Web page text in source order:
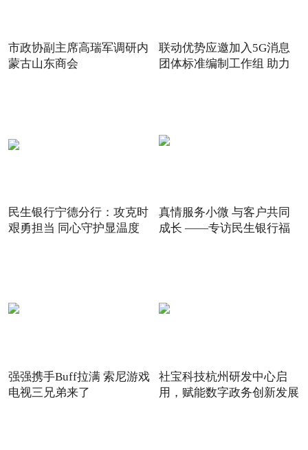
市政协副主席高瑞军调研内
蒙古山东商会
联动优势应邀加入5G消息
团体标准编制工作组 助力
民生银行宁德分行：攻克时
艰勇担当 同心守护显温度
真情服务小微 与客户共同
成长 ——专访民生银行福
强强携手Buff拉满 索尼游戏
电视三兄弟来了
社宝科技杭州研发中心启
用，赋能数字政务创新发展